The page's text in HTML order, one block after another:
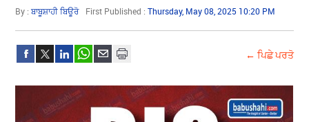
By :ਬਾਬੂਸ਼ਾਹੀ ਬਿਊਰੋ First Published :Thursday, May 08, 2025 10:20 PM
← ਪਿਛੇ ਪਰਤੋ